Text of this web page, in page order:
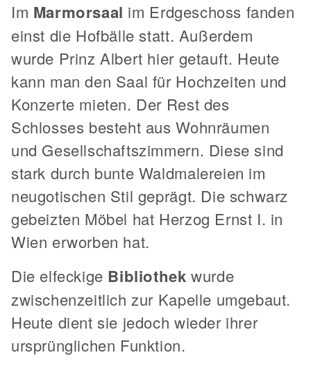
Im Marmorsaal im Erdgeschoss fanden
einst die Hofbälle statt. Außerdem
wurde Prinz Albert hier getauft. Heute
kann man den Saal für Hochzeiten und
Konzerte mieten. Der Rest des
Schlosses besteht aus Wohnräumen
und Gesellschaftszimmern. Diese sind
stark durch bunte Waldmalereien im
neugotischen Stil geprägt. Die schwarz
gebeizten Möbel hat Herzog Ernst I. in
Wien erworben hat.
Die elfeckige Bibliothek wurde
zwischenzeitlich zur Kapelle umgebaut.
Heute dient sie jedoch wieder ihrer
ursprünglichen Funktion.